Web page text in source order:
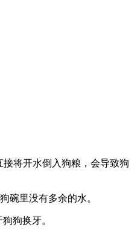
将开水倒入狗粮，会导致狗
碗里没有多余的水。
狗换牙。